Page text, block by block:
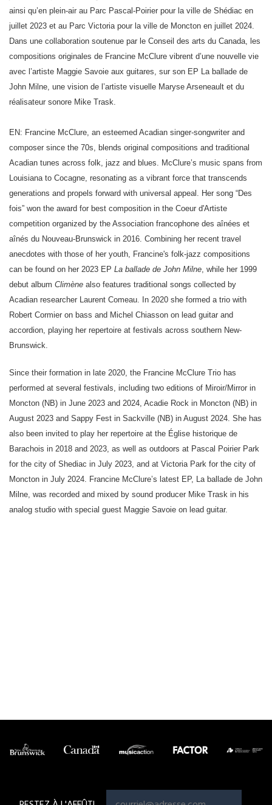
ainsi qu’en plein-air au Parc Pascal-Poirier pour la ville de Shédiac en
juillet 2023 et au Parc Victoria pour la ville de Moncton en juillet 2024.
Dans une collaboration soutenue par le Conseil des arts du Canada, les
compositions originales de Francine McClure vibrent d’une nouvelle vie
avec l’artiste Maggie Savoie aux guitares, sur son EP La ballade de
John Milne, une vision de l’artiste visuelle Maryse Arseneault et du
réalisateur sonore Mike Trask.
EN: Francine McClure, an esteemed Acadian singer-songwriter and
composer since the 70s, blends original compositions and traditional
Acadian tunes across folk, jazz and blues. McClure’s music spans from
Louisiana to Cocagne, resonating as a vibrant force that transcends
generations and propels forward with universal appeal. Her song “Des
fois” won the award for best composition in the Coeur d'Artiste
competition organized by the Association francophone des aînées et
aînés du Nouveau-Brunswick in 2016. Combining her recent travel
anecdotes with those of her youth, Francine's folk-jazz compositions
can be found on her 2023 EP La ballade de John Milne, while her 1999
debut album Climène also features traditional songs collected by
Acadian researcher Laurent Comeau. In 2020 she formed a trio with
Robert Cormier on bass and Michel Chiasson on lead guitar and
accordion, playing her repertoire at festivals across southern New-
Brunswick.
Since their formation in late 2020, the Francine McClure Trio has
performed at several festivals, including two editions of Miroir/Mirror in
Moncton (NB) in June 2023 and 2024, Acadie Rock in Moncton (NB) in
August 2023 and Sappy Fest in Sackville (NB) in August 2024. She has
also been invited to play her repertoire at the Église historique de
Barachois in 2018 and 2023, as well as outdoors at Pascal Poirier Park
for the city of Shediac in July 2023, and at Victoria Park for the city of
Moncton in July 2024. Francine McClure’s latest EP, La ballade de John
Milne, was recorded and mixed by sound producer Mike Trask in his
analog studio with special guest Maggie Savoie on lead guitar.